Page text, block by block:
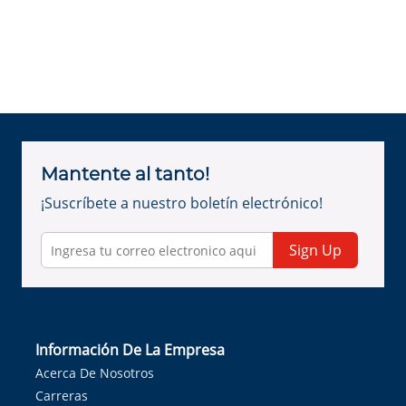
Mantente al tanto!
¡Suscríbete a nuestro boletín electrónico!
Sign Up
Información De La Empresa
Acerca De Nosotros
Carreras